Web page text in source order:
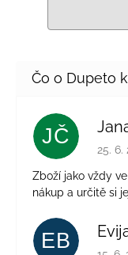
JČ
25. 6.
Zboží jako vždy
nákup a určitě si
EB